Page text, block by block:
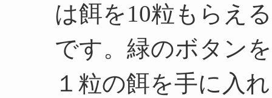
は餌を10粒もらえ
です。緑のボタン
１粒の餌を手に入